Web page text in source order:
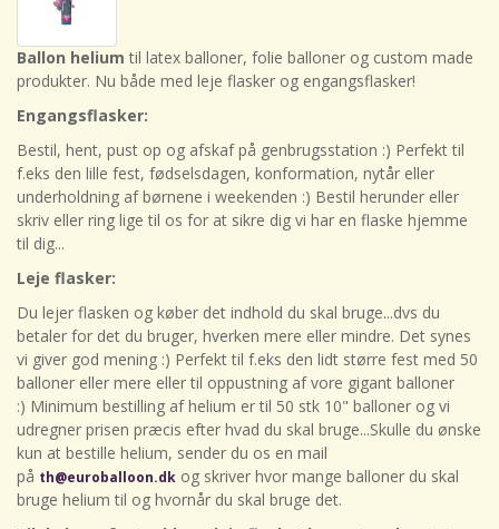
Ballon helium til latex balloner, folie balloner og custom made
produkter. Nu både med leje flasker og engangsflasker!
Engangsflasker:
Bestil, hent, pust op og afskaf på genbrugsstation :) Perfekt til
f.eks den lille fest, fødselsdagen, konformation, nytår eller
underholdning af børnene i weekenden :) Bestil herunder eller
skriv eller ring lige til os for at sikre dig vi har en flaske hjemme
til dig...
Leje flasker:
Du lejer flasken og køber det indhold du skal bruge...dvs du
betaler for det du bruger, hverken mere eller mindre. Det synes
vi giver god mening :) Perfekt til f.eks den lidt større fest med 50
balloner eller mere eller til oppustning af vore gigant balloner
:) Minimum bestilling af helium er til 50 stk 10" balloner og vi
udregner prisen præcis efter hvad du skal bruge...Skulle du ønske
kun at bestille helium, sender du os en mail
på th@euroballoon.dk og skriver hvor mange balloner du skal
bruge helium til og hvornår du skal bruge det.